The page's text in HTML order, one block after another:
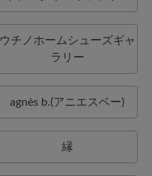
ウチノホームシューズギャ
ラリー
agnès b.(アニエスベー)
縁